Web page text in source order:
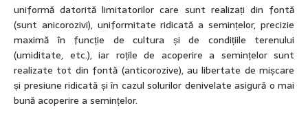
uniformă datorită limitatorilor care sunt realizați din fontă
(sunt anicorozivi), uniformitate ridicată a semințelor, precizie
maximă în funcție de cultura și de condițiile terenului
(umiditate, etc.), iar roțile de acoperire a semințelor sunt
realizate tot din fontă (anticorozive), au libertate de mișcare
și presiune ridicată și în cazul solurilor denivelate asigură o mai
bună acoperire a semințelor.